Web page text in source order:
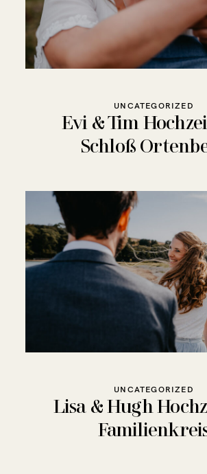
UNCATEGORIZED
Evi & Tim
Schloß
UNCATEGORIZED
Lisa & Hugh